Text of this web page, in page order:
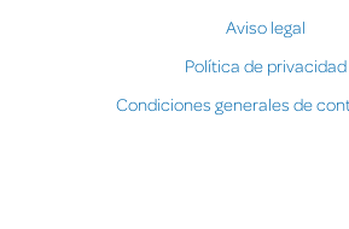
Aviso legal
Política de privacidad
Condiciones generales de